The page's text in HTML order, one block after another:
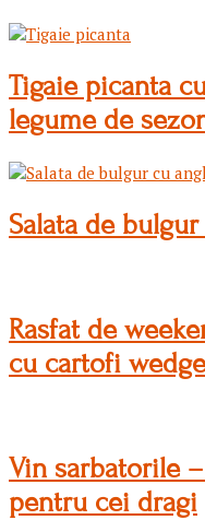
Tigaie picanta
legume de
Salata de
Rasfat de
cu cartofi
Vin sarbatorile
pentru cei dragi